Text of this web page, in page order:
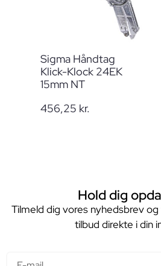
Sigma Håndtag
Klick-Klock 24EK
15mm NT
456,25 kr.
Hold dig
Tilmeld dig vores nyhedsbrev
tilbud direkte i din